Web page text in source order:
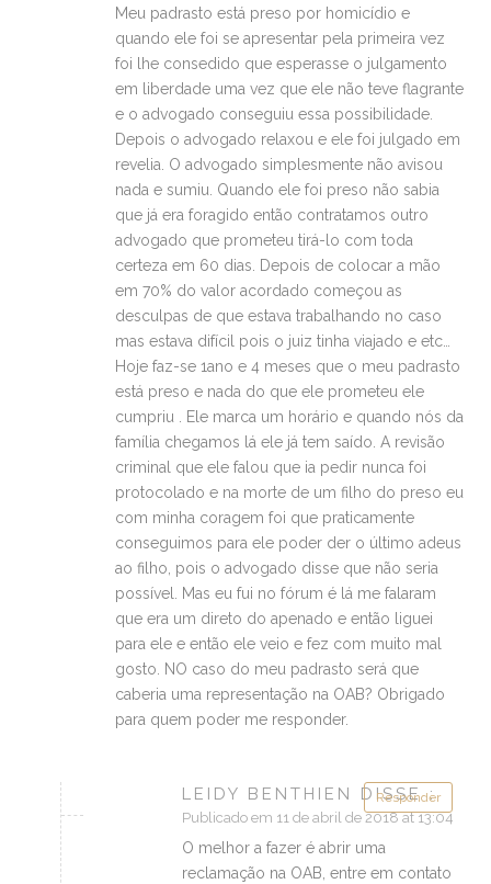
Meu padrasto está preso por homicídio e
quando ele foi se apresentar pela primeira vez
foi lhe consedido que esperasse o julgamento
em liberdade uma vez que ele não teve flagrante
e o advogado conseguiu essa possibilidade.
Depois o advogado relaxou e ele foi julgado em
revelia. O advogado simplesmente não avisou
nada e sumiu. Quando ele foi preso não sabia
que já era foragido então contratamos outro
advogado que prometeu tirá-lo com toda
certeza em 60 dias. Depois de colocar a mão
em 70% do valor acordado começou as
desculpas de que estava trabalhando no caso
mas estava difícil pois o juiz tinha viajado e etc…
Hoje faz-se 1ano e 4 meses que o meu padrasto
está preso e nada do que ele prometeu ele
cumpriu . Ele marca um horário e quando nós da
família chegamos lá ele já tem saído. A revisão
criminal que ele falou que ia pedir nunca foi
protocolado e na morte de um filho do preso eu
com minha coragem foi que praticamente
conseguimos para ele poder der o último adeus
ao filho, pois o advogado disse que não seria
possível. Mas eu fui no fórum é lá me falaram
que era um direto do apenado e então liguei
para ele e então ele veio e fez com muito mal
gosto. NO caso do meu padrasto será que
caberia uma representação na OAB? Obrigado
para quem poder me responder.
Responder
LEIDY BENTHIEN DISSE :
Publicado em 11 de abril de 2018 at 13:04
O melhor a fazer é abrir uma
reclamação na OAB, entre em contato